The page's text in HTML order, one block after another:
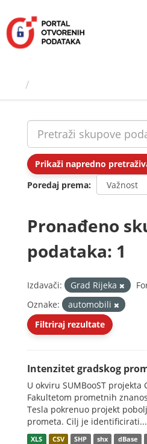
sadržaj
Prikaži napredno
Poredaj prema
Pronađeno
podataka: 1
Izdavači: Grad Rijeka
Oznake:
automobili
Filtriraj rezultate
Intenzitet gradskog
U okviru SUMBooST projekta
Fakultetom prometnih
Tesla pokrenuo projekt
prometa. Cilj je identificirati...
XLS CSV SHP shx dBase